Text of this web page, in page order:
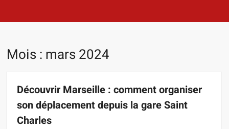
Mois : mars 2024
Découvrir Marseille : comment organiser
son déplacement depuis la gare Saint
Charles